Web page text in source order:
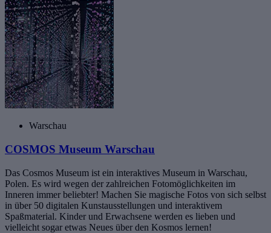
Warschau
COSMOS Museum Warschau
Das Cosmos Museum ist ein interaktives Museum in Warschau,
Polen. Es wird wegen der zahlreichen Fotomöglichkeiten im
Inneren immer beliebter! Machen Sie magische Fotos von sich selbst
in über 50 digitalen Kunstausstellungen und interaktivem
Spaßmaterial. Kinder und Erwachsene werden es lieben und
vielleicht sogar etwas Neues über den Kosmos lernen!